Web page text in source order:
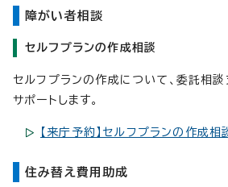
障がい者相談
セルフプランの作成相談
セルフプランの作成について、委託相
サポートします。
【来庁予約】セルフプランの作成相
住み替え費用助成